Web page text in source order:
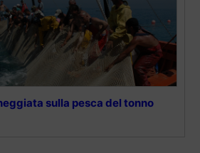
sulla pesca del tonno